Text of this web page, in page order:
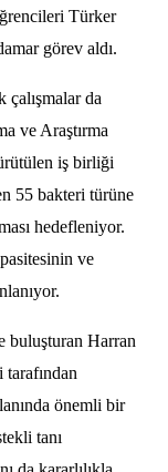
Türker
görev aldı.
da
ve Araştırma
iş birliği
55 bakteri türüne
hedefleniyor.
ve
buluşturan Harran
önemli bir
tanı